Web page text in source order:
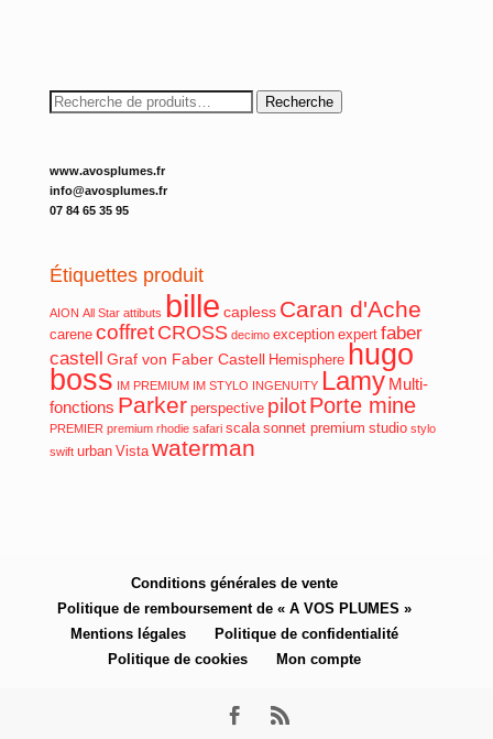
Recherche
Recherche
www.avosplumes.fr
info@avosplumes.fr
07 84 65 35 95
Étiquettes produit
AION All Star attibuts bille capless Caran d'Ache
carene coffret CROSS decimo exception expert faber
castell
Graf von Faber Castell Hemisphere hugo
boss IM PREMIUM IM STYLO INGENUITY Lamy Multi-
fonctions Parker perspective pilot Porte mine
PREMIER premium rhodie safari scala sonnet premium studio stylo
swift urban Vista waterman
Conditions générales de vente
Politique de remboursement de « A VOS PLUMES »
Mentions légales
Politique de confidentialité
Politique de cookies
Mon compte